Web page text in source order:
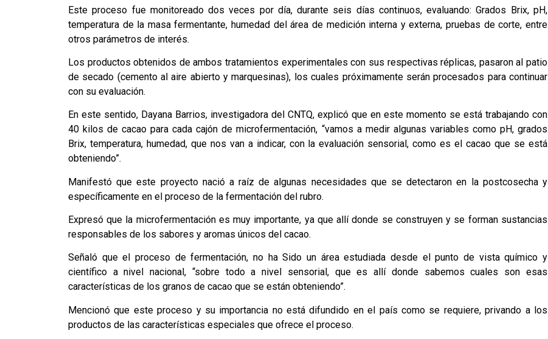
Este proceso fue monitoreado dos veces por día, durante seis días continuos, evaluando: Grados Brix, pH,
temperatura de la masa fermentante, humedad del área de medición interna y externa, pruebas de corte, entre
otros parámetros de interés.
Los productos obtenidos de ambos tratamientos experimentales con sus respectivas réplicas, pasaron al patio
de secado (cemento al aire abierto y marquesinas), los cuales próximamente serán procesados para continuar
con su evaluación.
En este sentido, Dayana Barrios, investigadora del CNTQ, explicó que en este momento se está trabajando con
40 kilos de cacao para cada cajón de microfermentación, “vamos a medir algunas variables como pH, grados
Brix, temperatura, humedad, que nos van a indicar, con la evaluación sensorial, como es el cacao que se está
obteniendo”.
Manifestó que este proyecto nació a raíz de algunas necesidades que se detectaron en la postcosecha y
específicamente en el proceso de la fermentación del rubro.
Expresó que la microfermentación es muy importante, ya que allí donde se construyen y se forman sustancias
responsables de los sabores y aromas únicos del cacao.
Señaló que el proceso de fermentación, no ha Sido un área estudiada desde el punto de vista químico y
científico a nivel nacional, “sobre todo a nivel sensorial, que es allí donde sabemos cuales son esas
características de los granos de cacao que se están obteniendo”.
Mencionó que este proceso y su importancia no está difundido en el país como se requiere, privando a los
productos de las características especiales que ofrece el proceso.